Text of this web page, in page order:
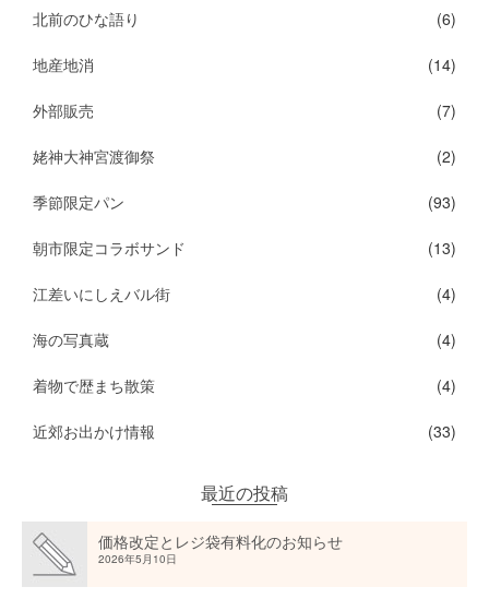
北前のひな語り (6)
地産地消 (14)
外部販売 (7)
姥神大神宮渡御祭 (2)
季節限定パン (93)
朝市限定コラボサンド (13)
江差いにしえバル街 (4)
海の写真蔵 (4)
着物で歴まち散策 (4)
近郊お出かけ情報 (33)
最近の投稿
価格改定とレジ袋有料化のお知らせ
2026年5月10日